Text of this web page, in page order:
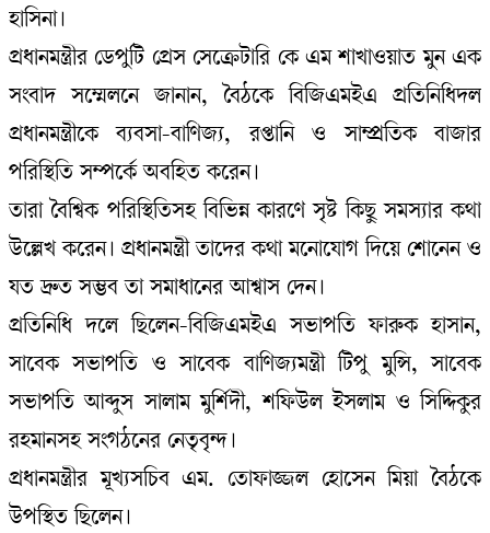
হাসিনা।
প্রধানমন্ত্রীর ডেপুটি প্রেস সেক্রেটারি কে এম শাখাওয়াত মুন এক
সংবাদ সম্মেলনে জানান, বৈঠকে বিজিএমইএ প্রতিনিধিদল
প্রধানমন্ত্রীকে ব্যবসা-বাণিজ্য, রপ্তানি ও সাম্প্রতিক বাজার
পরিস্থিতি সম্পর্কে অবহিত করেন।
তারা বৈশ্বিক পরিস্থিতিসহ বিভিন্ন কারণে সৃষ্ট কিছু সমস্যার কথা
উল্লেখ করেন। প্রধানমন্ত্রী তাদের কথা মনোযোগ দিয়ে শোনেন ও
যত দ্রুত সম্ভব তা সমাধানের আশ্বাস দেন।
প্রতিনিধি দলে ছিলেন-বিজিএমইএ সভাপতি ফারুক হাসান,
সাবেক সভাপতি ও সাবেক বাণিজ্যমন্ত্রী টিপু মুন্সি, সাবেক
সভাপতি আব্দুস সালাম মুর্শিদী, শফিউল ইসলাম ও সিদ্দিকুর
রহমানসহ সংগঠনের নেতৃবৃন্দ।
প্রধানমন্ত্রীর মূখ্যসচিব এম. তোফাজ্জল হোসেন মিয়া বৈঠকে
উপস্থিত ছিলেন।